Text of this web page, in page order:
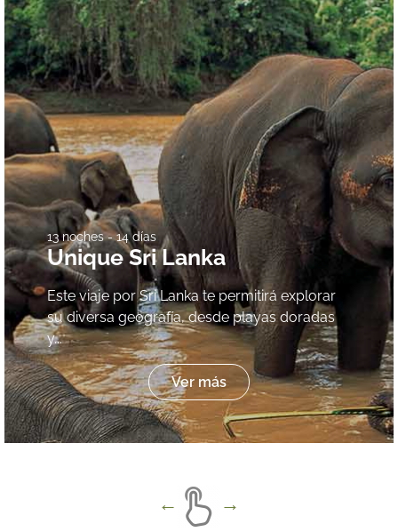
13 noches - 14 días
Unique Sri Lanka
Este viaje por Sri Lanka te permitirá explorar
su diversa geografía, desde playas doradas
y...
Ver más